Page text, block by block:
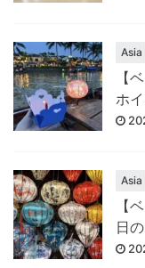
Asia
【
ホ
Asia
【
日